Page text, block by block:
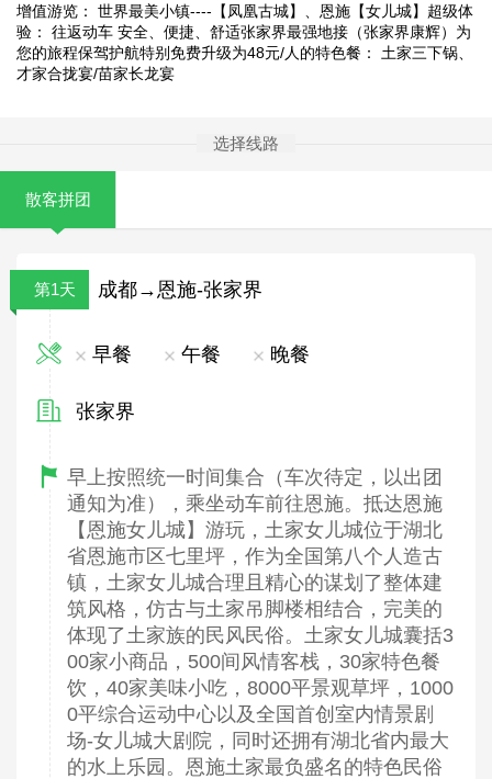
增值游览： 世界最美小镇----【凤凰古城】、恩施【女儿城】超级体
验： 往返动车 安全、便捷、舒适张家界最强地接（张家界康辉）为
您的旅程保驾护航特别免费升级为48元/人的特色餐： 土家三下锅、
才家合拢宴/苗家长龙宴
选择线路
散客拼团
第1天 成都→恩施-张家界
早餐 午餐 晚餐
张家界
早上按照统一时间集合（车次待定，以出团
通知为准），乘坐动车前往恩施。抵达恩施
【恩施女儿城】游玩，土家女儿城位于湖北
省恩施市区七里坪，作为全国第八个人造古
镇，土家女儿城合理且精心的谋划了整体建
筑风格，仿古与土家吊脚楼相结合，完美的
体现了土家族的民风民俗。土家女儿城囊括3
00家小商品，500间风情客栈，30家特色餐
饮，40家美味小吃，8000平景观草坪，1000
0平综合运动中心以及全国首创室内情景剧
场-女儿城大剧院，同时还拥有湖北省内最大
的水上乐园。恩施土家最负盛名的特色民俗